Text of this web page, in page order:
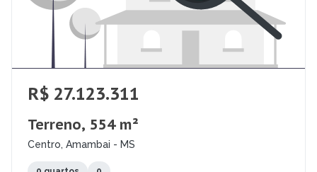
R$ 27.123.311
Terreno, 554 m²
Centro, Amambai - MS